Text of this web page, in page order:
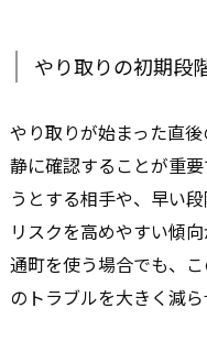
やり取りの初期段
やり取りが始まった直
静に確認することが重
うとする相手や、早い
リスクを高めやすい傾向
通町を使う場合でも、
のトラブルを大きく減ら